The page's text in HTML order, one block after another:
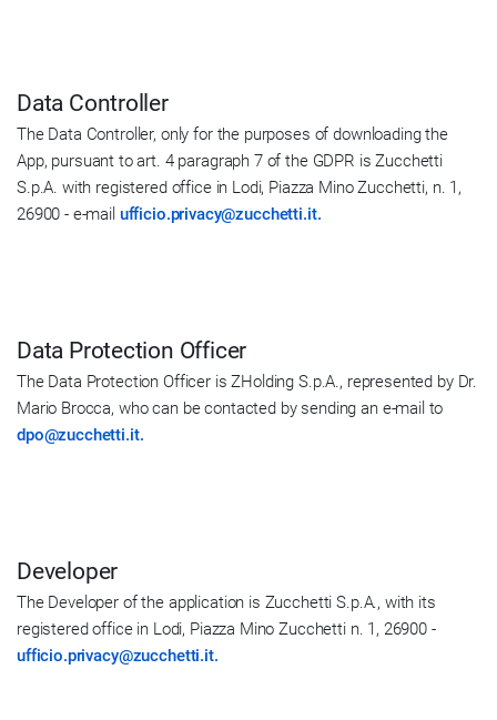
Data Controller
The Data Controller, only for the purposes of downloading the
App, pursuant to art. 4 paragraph 7 of the GDPR is Zucchetti
S.p.A. with registered office in Lodi, Piazza Mino Zucchetti, n. 1,
26900 - e-mail ufficio.privacy@zucchetti.it.
Data Protection Officer
The Data Protection Officer is ZHolding S.p.A., represented by Dr.
Mario Brocca, who can be contacted by sending an e-mail to
dpo@zucchetti.it.
Developer
The Developer of the application is Zucchetti S.p.A., with its
registered office in Lodi, Piazza Mino Zucchetti n. 1, 26900 -
ufficio.privacy@zucchetti.it.